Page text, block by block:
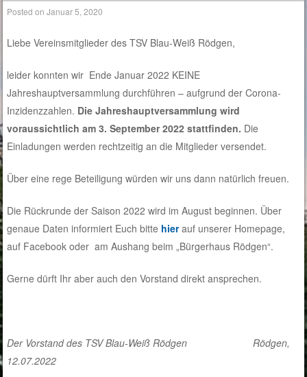
Posted onJanuar 5, 2020
Liebe Vereinsmitglieder des TSV Blau-Weiß Rödgen,
leider konnten wir Ende Januar 2022 KEINE
Jahreshauptversammlung durchführen – aufgrund der Corona-
Inzidenzzahlen. Die Jahreshauptversammlung wird
voraussichtlich am 3. September 2022 stattfinden. Die
Einladungen werden rechtzeitig an die Mitglieder versendet.
Über eine rege Beteiligung würden wir uns dann natürlich freuen.
Die Rückrunde der Saison 2022 wird im August beginnen. Über
genaue Daten informiert Euch bitte hierauf unserer Homepage,
auf Facebook oder am Aushang beim „Bürgerhaus Rödgen“.
Gerne dürft Ihr aber auch den Vorstand direkt ansprechen.
Der Vorstand des TSV Blau-Weiß Rödgen Rödgen,
12.07.2022